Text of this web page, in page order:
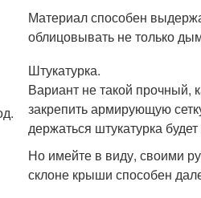
Материал способен
облицовывать не только
Штукатурка.
Вариант не такой прочный,
закрепить армирующую
держаться штукатурка
Но имейте в виду, своими
склоне крыши способен